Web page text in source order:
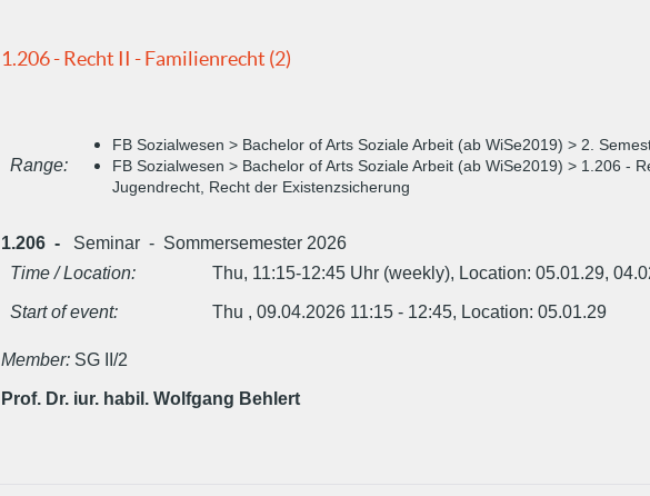
1.206 - Recht II - Familienrecht (2)
Range:
FB Sozialwesen > Bachelor of Arts Soziale Arbeit (ab WiSe2019) > 2.
FB Sozialwesen > Bachelor of Arts Soziale Arbeit (ab WiSe2019) > 1.206 -
Jugendrecht, Recht der Existenzsicherung
1.206 -
Seminar - Sommersemester 2026
Time / Location:
Thu, 11:15-12:45 Uhr (weekly), Location: 05.01.29,
Start of event: Thu , 09.04.2026 11:15 - 12:45, Location: 05.01.29
Member: SG II/2
Prof. Dr. iur. habil. Wolfgang Behlert